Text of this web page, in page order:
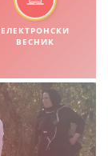
ЕЛЕКТРОНСКИ
ВЕСНИК